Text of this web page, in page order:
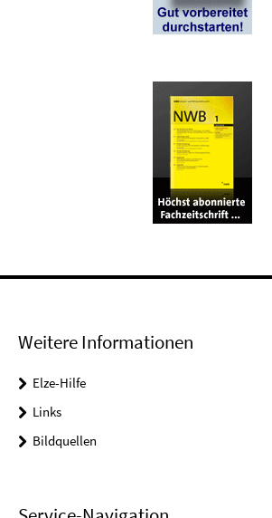
Weitere Informationen
Elze-Hilfe
Links
Bildquellen